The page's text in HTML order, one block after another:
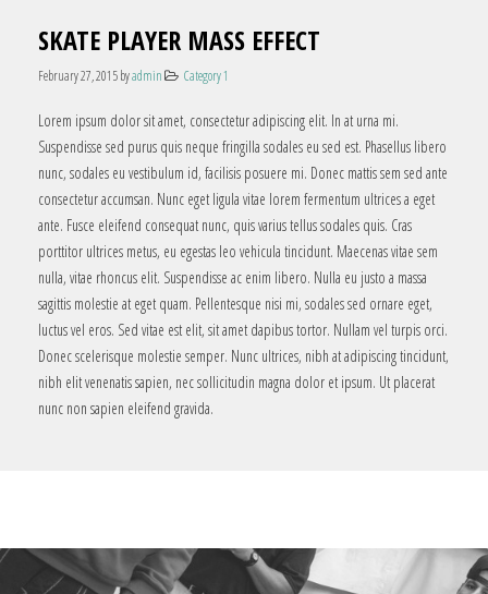
SKATE PLAYER MASS EFFECT
February 27, 2015byadmin Category 1
Lorem ipsum dolor sit amet, consectetur adipiscing elit. In at urna mi.
Suspendisse sed purus quis neque fringilla sodales eu sed est. Phasellus libero
nunc, sodales eu vestibulum id, facilisis posuere mi. Donec mattis sem sed ante
consectetur accumsan. Nunc eget ligula vitae lorem fermentum ultrices a eget
ante. Fusce eleifend consequat nunc, quis varius tellus sodales quis. Cras
porttitor ultrices metus, eu egestas leo vehicula tincidunt. Maecenas vitae sem
nulla, vitae rhoncus elit. Suspendisse ac enim libero. Nulla eu justo a massa
sagittis molestie at eget quam. Pellentesque nisi mi, sodales sed ornare eget,
luctus vel eros. Sed vitae est elit, sit amet dapibus tortor. Nullam vel turpis orci.
Donec scelerisque molestie semper. Nunc ultrices, nibh at adipiscing tincidunt,
nibh elit venenatis sapien, nec sollicitudin magna dolor et ipsum. Ut placerat
nunc non sapien eleifend gravida.